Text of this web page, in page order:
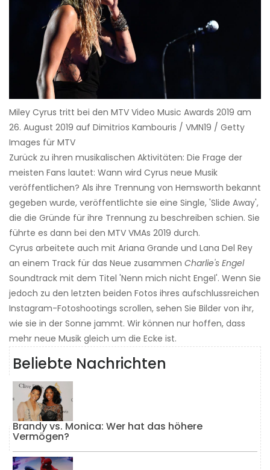
Miley Cyrus tritt bei den MTV Video Music Awards 2019 am
26. August 2019 auf Dimitrios Kambouris / VMN19 / Getty
Images für MTV
Zurück zu ihren musikalischen Aktivitäten: Die Frage der
meisten Fans lautet: Wann wird Cyrus neue Musik
veröffentlichen? Als ihre Trennung von Hemsworth bekannt
gegeben wurde, veröffentlichte sie eine Single, 'Slide Away',
die die Gründe für ihre Trennung zu beschreiben schien. Sie
führte es dann bei den MTV VMAs 2019 durch.
Cyrus arbeitete auch mit Ariana Grande und Lana Del Rey
an einem Track für das Neue zusammen Charlie's Engel
Soundtrack mit dem Titel 'Nenn mich nicht Engel'. Wenn Sie
jedoch zu den letzten beiden Fotos ihres aufschlussreichen
Instagram-Fotoshootings scrollen, sehen Sie Bilder von ihr,
wie sie in der Sonne jammt. Wir können nur hoffen, dass
mehr neue Musik gleich um die Ecke ist.
Beliebte Nachrichten
Brandy vs. Monica: Wer hat das höhere
Vermögen?